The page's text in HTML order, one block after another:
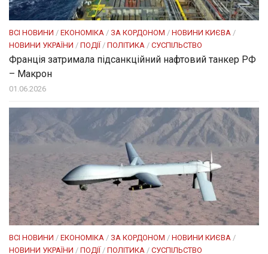
ВСІ НОВИНИ / ЕКОНОМІКА / ЗА КОРДОНОМ / НОВИНИ КИЄВА /
НОВИНИ УКРАЇНИ / ПОДІЇ / ПОЛІТИКА / СУСПІЛЬСТВО
Франція затримала підсанкційний нафтовий танкер РФ
– Макрон
01.06.2026
ВСІ НОВИНИ / ЕКОНОМІКА / ЗА КОРДОНОМ / НОВИНИ КИЄВА /
НОВИНИ УКРАЇНИ / ПОДІЇ/ ПОЛІТИКА / СУСПІЛЬСТВО